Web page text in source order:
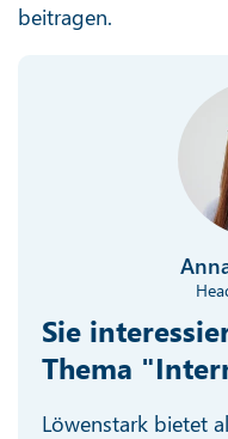
beitragen.
Sie
Thema
Löwenstark bietet